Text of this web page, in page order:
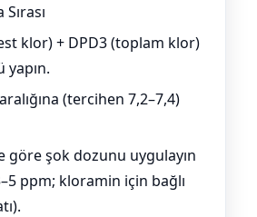
klor) + DPD3 (toplam klor)
yapın.
aralığına (tercihen 7,2–7,4)
göre şok dozunu uygulayın
ppm; kloramin için bağlı